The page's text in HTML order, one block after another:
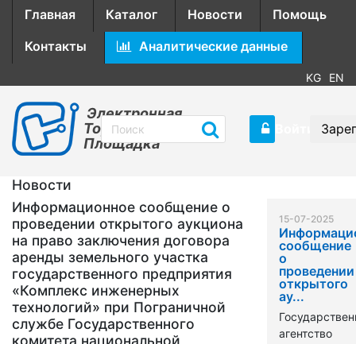
Главная Каталог Новости
Помощь
Контакты
Аналитические данные
KG EN
Электронная
Торговая
Площадка
Новости
Информационное сообщение о
проведении открытого аукциона
на право заключения договора
аренды земельного участка
государственного предприятия
«Комплекс инженерных
технологий» при Пограничной
службе Государственного
комитета национальной
15-07-2025
сообщение
о
проведении
открытого
ау...
агентство